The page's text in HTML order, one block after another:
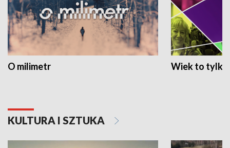
O milimetr Wiek to tylko
KULTURA I SZTUKA